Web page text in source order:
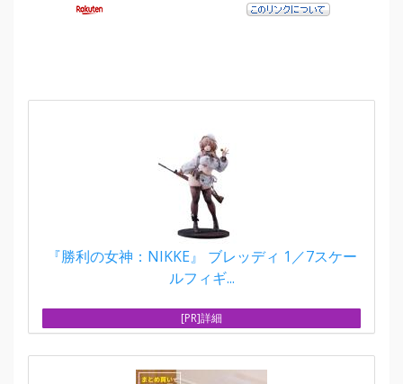
『勝利の女神：NIKKE』 ブレッディ 1／7スケー
ルフィギ...
[PR]詳細